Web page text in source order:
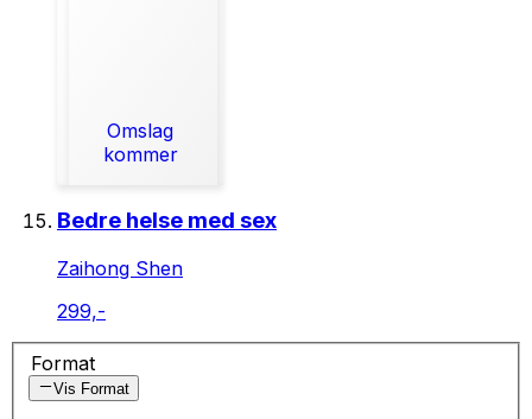
Omslag
kommer
Bedre helse med sex
Zaihong Shen
299,-
Format
Vis Format